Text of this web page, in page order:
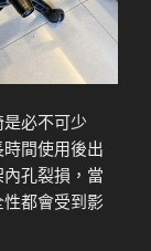
必不可少
間使用後出
孔裂損，當
都會受到影